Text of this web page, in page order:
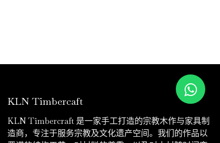
KLN Timbercaft
KLN Timbercraft 是一家手工打造的宗教木作与家具制
造商，专注于服务宗教及文化遗产空间。我们的作品以